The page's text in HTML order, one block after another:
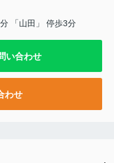
「山田」 停歩3分
い合わせ
わせ